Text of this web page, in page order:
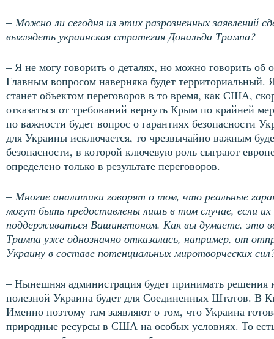
– Можно ли сегодня из этих разрозненных заявлений
выглядеть украинская стратегия Дональда Трампа?
– Я не могу говорить о деталях, но можно говорить об
Главным вопросом наверняка будет территориальный.
станет объектом переговоров в то время, как США,
отказаться от требований вернуть Крым по крайней
по важности будет вопрос о гарантиях безопасности
для Украины исключается, то чрезвычайно важным
безопасности, в которой ключевую роль сыграют
определено только в результате переговоров.
– Многие аналитики говорят о том, что реальные
могут быть предоставлены лишь в том случае, если
поддерживаться Вашингтоном. Как вы думаете, это
Трампа уже однозначно отказалась, например, от
Украину в составе потенциальных миротворческих
– Нынешняя администрация будет принимать решения
полезной Украина будет для Соединенных Штатов. В
Именно поэтому там заявляют о том, что Украина
природные ресурсы в США на особых условиях. То